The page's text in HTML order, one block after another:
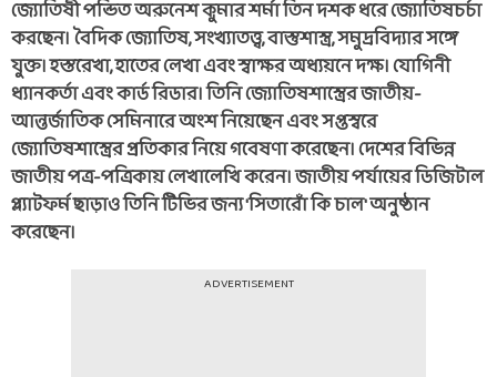
জ্যোতিষী পন্ডিত অরুনেশ কুমার শর্মা তিন দশক ধরে জ্যোতিষচর্চা
করছেন। বৈদিক জ্যোতিষ, সংখ্যাতত্ত্ব, বাস্তুশাস্ত্র, সমুদ্রবিদ্যার সঙ্গে
যুক্ত। হস্তরেখা, হাতের লেখা এবং স্বাক্ষর অধ্যয়নে দক্ষ। যোগিনী
ধ্যানকর্তা এবং কার্ড রিডার। তিনি জ্যোতিষশাস্ত্রের জাতীয়-
আন্তর্জাতিক সেমিনারে অংশ নিয়েছেন এবং সপ্তস্বরে
জ্যোতিষশাস্ত্রের প্রতিকার নিয়ে গবেষণা করেছেন। দেশের বিভিন্ন
জাতীয় পত্র-পত্রিকায় লেখালেখি করেন। জাতীয় পর্যায়ের ডিজিটাল
প্ল্যাটফর্ম ছাড়াও তিনি টিভির জন্য 'সিতারোঁ কি চাল' অনুষ্ঠান
করেছেন।
ADVERTISEMENT